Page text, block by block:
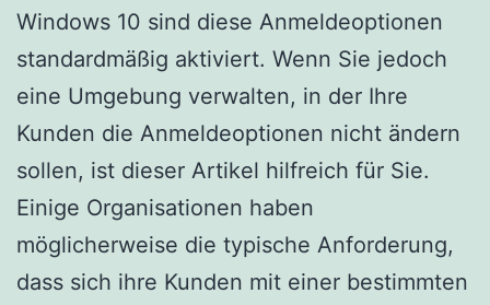
Windows 10 sind diese Anmeldeoptionen
standardmäßig aktiviert. Wenn Sie jedoch
eine Umgebung verwalten, in der Ihre
Kunden die Anmeldeoptionen nicht ändern
sollen, ist dieser Artikel hilfreich für Sie.
Einige Organisationen haben
möglicherweise die typische Anforderung,
dass sich ihre Kunden mit einer bestimmten